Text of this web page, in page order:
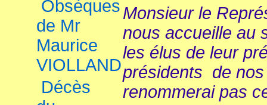
Obsèques
de Mr
Maurice
VIOLLAND
Décès
Monsieur le
nous accueille au
les élus de leur
présidents de
renommerai pas